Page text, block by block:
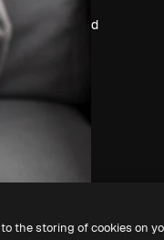
Selg innhold
the storing of cookies on